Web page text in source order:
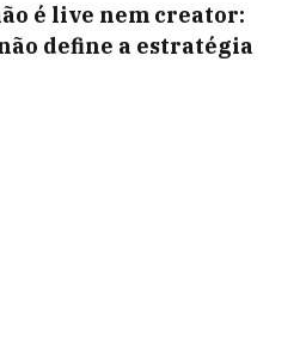
é live nem creator:
define a estratégia